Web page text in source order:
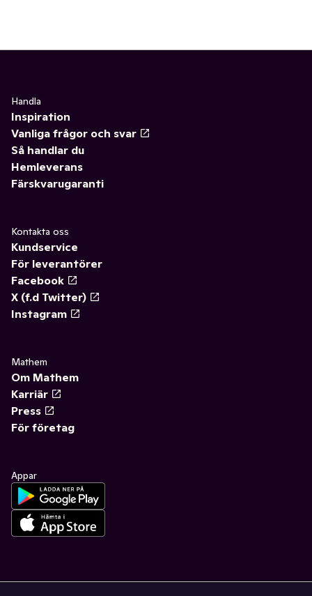
Handla
Inspiration
Vanliga frågor och svar
Så handlar du
Hemleverans
Färskvarugaranti
Kontakta oss
Kundservice
För leverantörer
Facebook
X (f.d Twitter)
Instagram
Mathem
Om Mathem
Karriär
Press
För företag
Appar